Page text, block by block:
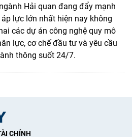
Hải quan đang đẩy mạnh
lực lớn nhất hiện nay không
các dự án công nghệ quy mô
lực, cơ chế đầu tư và yêu cầu
thông suốt 24/7.
CHÍNH